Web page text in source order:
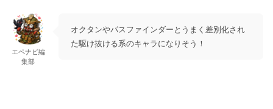
エペナビ編
集部
オクタンやパスファインダーとうまく差別化され
た駆け抜ける系のキャラになりそう！